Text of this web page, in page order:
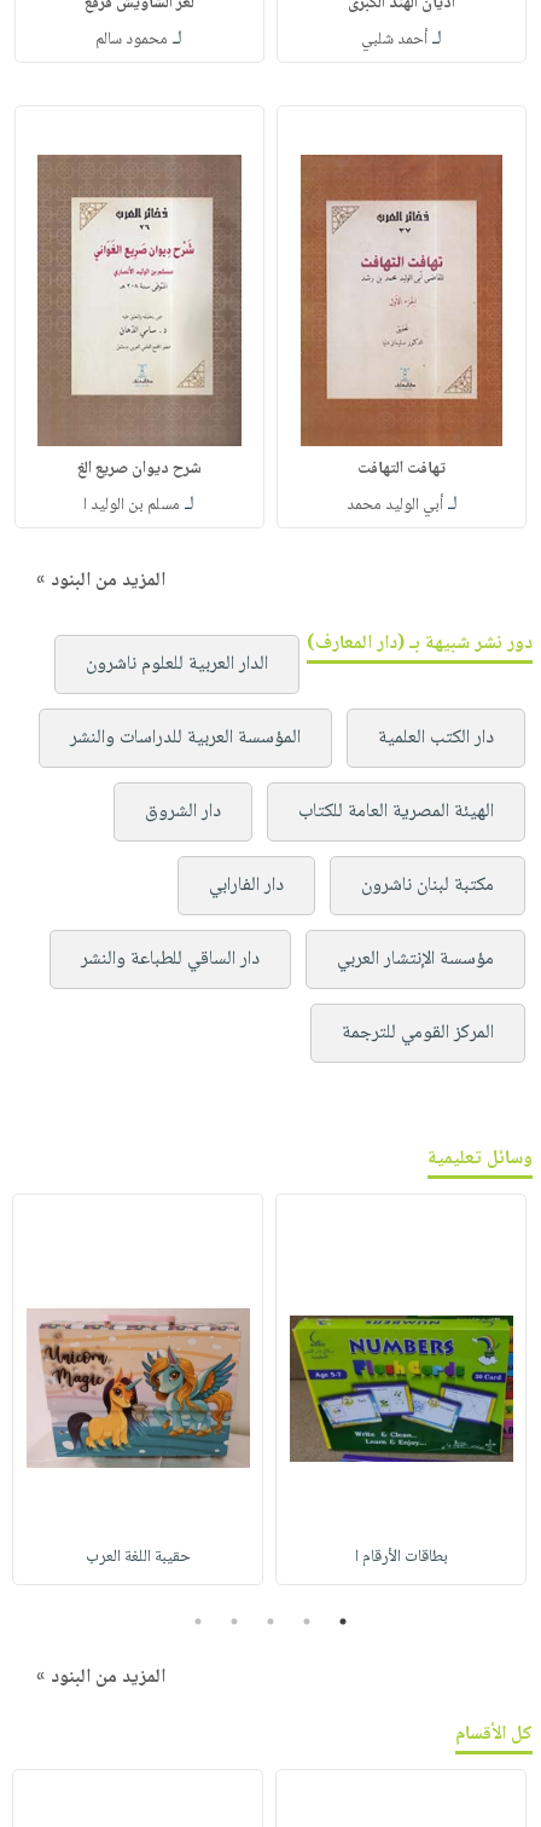
لـأحمد شلبي لـ محمود سالم
تهافت التهافت
لـأبي الوليد محمد
شرح ديوان صريع الغ
لـ مسلم بن الوليد ا
المزيد من البنود »
دور نشر شبيهة بـ (دار المعارف)
الدار العربية للعلوم ناشرون
دار الكتب العلمية المؤسسة العربية للدراسات والنشر
الهيئة المصرية العامة للكتاب دار الشروق
مكتبة لبنان ناشرون دار الفارابي
مؤسسة الإنتشار العربي دار الساقي للطباعة والنشر
المركز القومي للترجمة
وسائل تعليمية
بطاقات الأرقام ا حقيبة اللغة العرب
1
2
3
4
5
المزيد من البنود »
كل الأقسام